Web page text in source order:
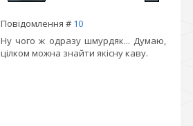
Повідомлення # 10
Ну чого ж одразу шмурдяк... Думаю,
цілком можна знайти якісну каву.